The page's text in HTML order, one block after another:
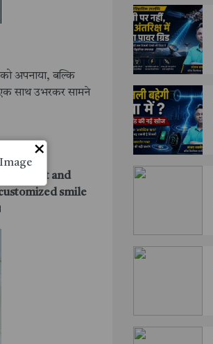
अपनाया, बल्कि
साथ उभरकर सामने
confident and
smile
×